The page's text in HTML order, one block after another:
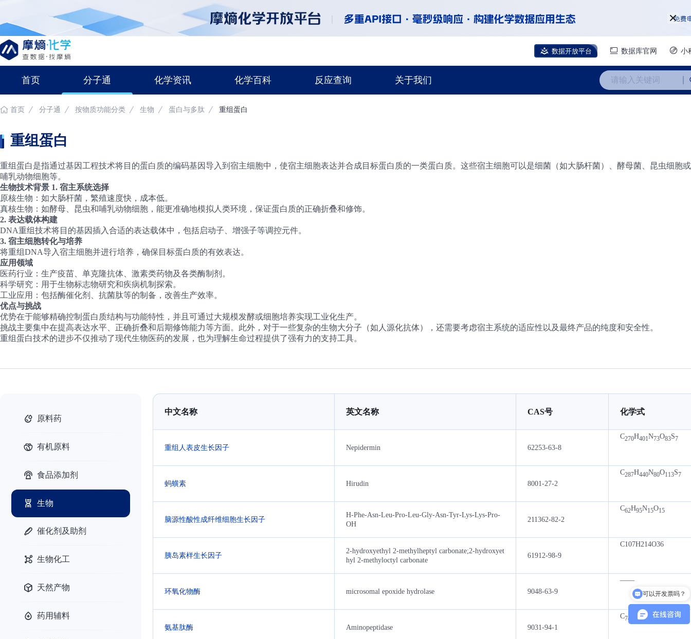
数据开放平台 数据库官网 小
首页 分子通 化学资讯 化学百科 反应查询 关于我们 请输入关键词
首页 分子通 按物质功能分类 生物 蛋白与多肽 重组蛋白
重组蛋白
重组蛋白是指通过基因工程技术将目的蛋白质的编码基因导入到宿主细胞中，使宿主细胞表达并合成目标蛋白质的一类蛋白质。这些宿主细胞可以是细菌（如大肠杆菌）、酵母菌、昆虫细胞
哺乳动物细胞等。
生物技术背景 1. 宿主系统选择
原核生物 ：如大肠杆菌，繁殖速度快，成本低。
真核生物 ：如酵母、昆虫和哺乳动物细胞，能更准确地模拟人类环境，保证蛋白质的正确折叠和修饰。
2. 表达载体构建
DNA重组技术将目的基因插入合适的表达载体中，包括启动子、增强子等调控元件。
3. 宿主细胞转化与培养
将重组DNA导入宿主细胞并进行培养，确保目标蛋白质的有效表达。
应用领域
医药行业 ：生产疫苗、单克隆抗体、激素类药物及各类酶制剂。
科学研究 ：用于生物标志物研究和疾病机制探索。
工业应用 ：包括酶催化剂、抗菌肽等的制备，改善生产效率。
优点与挑战
优势在于能够精确控制蛋白质结构与功能特性，并且可通过大规模发酵或细胞培养实现工业化生产。
挑战主要集中在提高表达水平、正确折叠和后期修饰能力等方面。此外，对于一些复杂的生物大分子（如人源化抗体），还需要考虑宿主系统的适应性以及最终产品的纯度和安全性。
重组蛋白技术的进步不仅推动了现代生物医药的发展，也为理解生命过程提供了强有力的支持工具。
原料药
有机原料
食品添加剂
生物
催化剂及助剂
生物化工
天然产物
药用辅料
中文名称 英文名称 CAS号 化学式
重组人表皮生长因子 Nepidermin 62253-63-8
C270H401N73O83S7
蚂蟥素 Hirudin 8001-27-2
C287H440N80O113S7
脑源性酸性成纤维细胞生长因子
H-Phe-Asn-Leu-Pro-Leu-Gly-Asn-Tyr-Lys-Lys-Pro-
OH
211362-82-2
C62H95N15O15
胰岛素样生长因子
2-hydroxyethyl 2-methylheptyl carbonate;2-hydroxyet
hyl 2-methyloctyl carbonate
61912-98-9
C107H214O36
环氧化物酶 microsomal epoxide hydrolase 9048-63-9
——
氨基肽酶 Aminopeptidase 9031-94-1
C74 42F4 N2O12S 2
可以介绍下你们的产品么